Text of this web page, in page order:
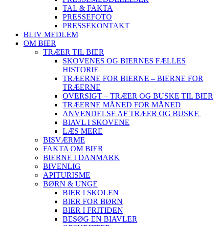
TAL & FAKTA
PRESSEFOTO
PRESSEKONTAKT
BLIV MEDLEM
OM BIER
TRÆER TIL BIER
SKOVENES OG BIERNES FÆLLES
HISTORIE
TRÆERNE FOR BIERNE – BIERNE FOR
TRÆERNE
OVERSIGT – TRÆER OG BUSKE TIL BIER
TRÆERNE MÅNED FOR MÅNED
ANVENDELSE AF TRÆER OG BUSKE
BIAVL I SKOVENE
LÆS MERE
BISVÆRME
FAKTA OM BIER
BIERNE I DANMARK
BIVENLIG
APITURISME
BØRN & UNGE
BIER I SKOLEN
BIER FOR BØRN
BIER I FRITIDEN
BESØG EN BIAVLER